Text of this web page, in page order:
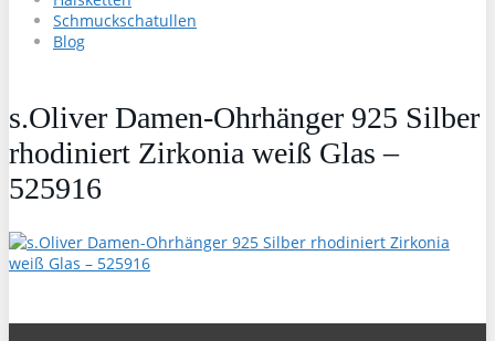
Schmuckschatullen
Blog
s.Oliver Damen-Ohrhänger 925 Silber
rhodiniert Zirkonia weiß Glas –
525916